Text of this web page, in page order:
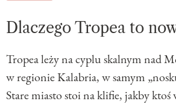
Dlaczego Tropea to
Tropea leży na cyplu skalnym nad
w regionie Kalabria, w samym
Stare miasto stoi na klifie, jakby ktoś